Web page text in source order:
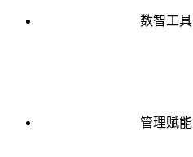
数智工具
管理赋能